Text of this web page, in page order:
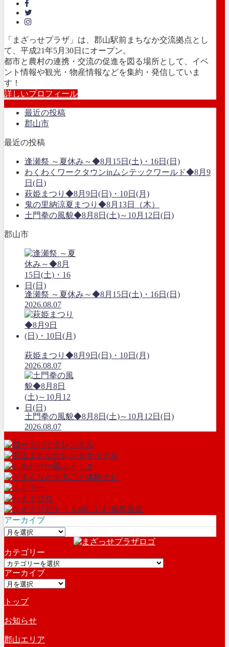
「まざっせプラザ」は、郡山駅前まちなか交流拠点とし
て、平成21年5月30日にオープン。
都市と農村の連携・交流の促進を図る場所として、イベ
ント情報や観光・物産情報などを集約・発信していま
す！
詳しいプロフィール
最近の投稿
郡山市
最近の投稿
逢瀬祭 ～夏休み～◆8月15日(土)・16日(日)
わくわくワークタウンinムシテックワールド◆8月9
日(日)
萩姫まつり◆8月9日(日)・10日(月)
鬼の里納涼夏まつり◆8月13日（木）
土門拳の風貌◆8月8日(土)～10月12日(日)
郡山市
逢瀬祭 ～夏休み～◆8月15日(土)・16日(日)
2026.08.07
萩姫まつり◆8月9日(日)・10日(月)
2026.08.07
土門拳の風貌◆8月8日(土)～10月12日(日)
2026.08.07
アーカイブ
ア
カ
イ
ブ
カテゴリー
カ
テ
ゴ
ー
アーカイブ
ア
カ
イ
ブ
トップ
お知らせ
郡山エリア